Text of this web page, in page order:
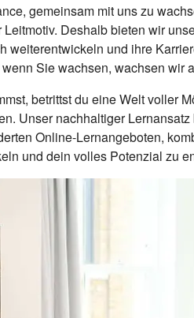
gemeinsam mit uns zu
Deshalb bieten wir
weiterentwickeln und ihre
Sie wachsen, wachsen wir
betrittst du eine Welt voller
Unser nachhaltiger
Online-Lernangeboten,
und dein volles Potenzial zu